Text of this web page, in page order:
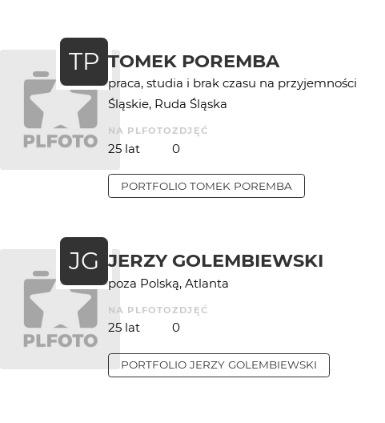
TP TOMEK POREMBA
praca, studia i brak czasu na przyjemności
Śląskie, Ruda Śląska
NA PLFOTO
25 lat
ZDJĘĆ
0
PORTFOLIO TOMEK POREMBA
JG JERZY GOLEMBIEWSKI
poza Polską, Atlanta
NA PLFOTO
25 lat
ZDJĘĆ
0
PORTFOLIO JERZY GOLEMBIEWSKI